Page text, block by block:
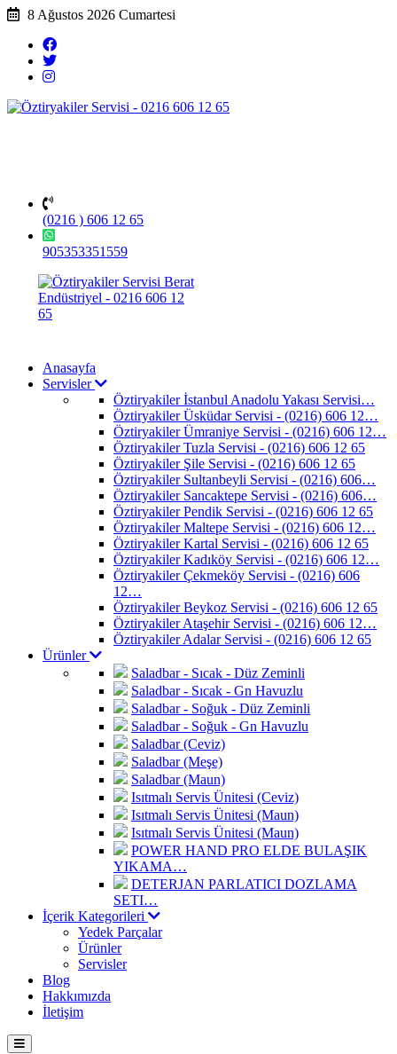
8 Ağustos 2026 Cumartesi
(0216 ) 606 12 65
905353351559
Anasayfa
Servisler
Öztiryakiler İstanbul Anadolu Yakası Servisi…
Öztiryakiler Üsküdar Servisi - (0216) 606 12…
Öztiryakiler Ümraniye Servisi - (0216) 606 12…
Öztiryakiler Tuzla Servisi - (0216) 606 12 65
Öztiryakiler Şile Servisi - (0216) 606 12 65
Öztiryakiler Sultanbeyli Servisi - (0216) 606…
Öztiryakiler Sancaktepe Servisi - (0216) 606…
Öztiryakiler Pendik Servisi - (0216) 606 12 65
Öztiryakiler Maltepe Servisi - (0216) 606 12…
Öztiryakiler Kartal Servisi - (0216) 606 12 65
Öztiryakiler Kadıköy Servisi - (0216) 606 12…
Öztiryakiler Çekmeköy Servisi - (0216) 606
12…
Öztiryakiler Beykoz Servisi - (0216) 606 12 65
Öztiryakiler Ataşehir Servisi - (0216) 606 12…
Öztiryakiler Adalar Servisi - (0216) 606 12 65
Ürünler
Saladbar - Sıcak - Düz Zeminli
Saladbar - Sıcak - Gn Havuzlu
Saladbar - Soğuk - Düz Zeminli
Saladbar - Soğuk - Gn Havuzlu
Saladbar (Ceviz)
Saladbar (Meşe)
Saladbar (Maun)
Isıtmalı Servis Ünitesi (Ceviz)
Isıtmalı Servis Ünitesi (Maun)
Isıtmalı Servis Ünitesi (Maun)
POWER HAND PRO ELDE BULAŞIK
YIKAMA…
DETERJAN PARLATICI DOZLAMA
SETI…
İçerik Kategorileri
Yedek Parçalar
Ürünler
Servisler
Blog
Hakkımızda
İletişim